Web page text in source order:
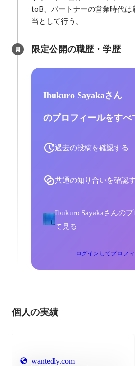
toB、パートナーの営業時代は
当として行う。
限定公開の職歴・学歴
Ibukuro Sayakaさん
のプロフィールをすべ
過去の投稿を確認する
共通の知り合いを確認
Ibukuro Sayakaさんの
て見る
ログインしてプロフ
個人の実績
wantedly.com